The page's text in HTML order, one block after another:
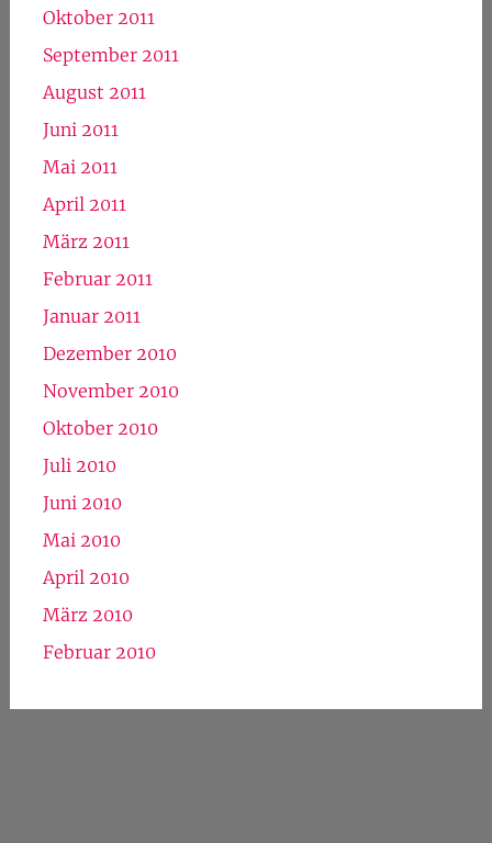
Oktober 2011
September 2011
August 2011
Juni 2011
Mai 2011
April 2011
März 2011
Februar 2011
Januar 2011
Dezember 2010
November 2010
Oktober 2010
Juli 2010
Juni 2010
Mai 2010
April 2010
März 2010
Februar 2010